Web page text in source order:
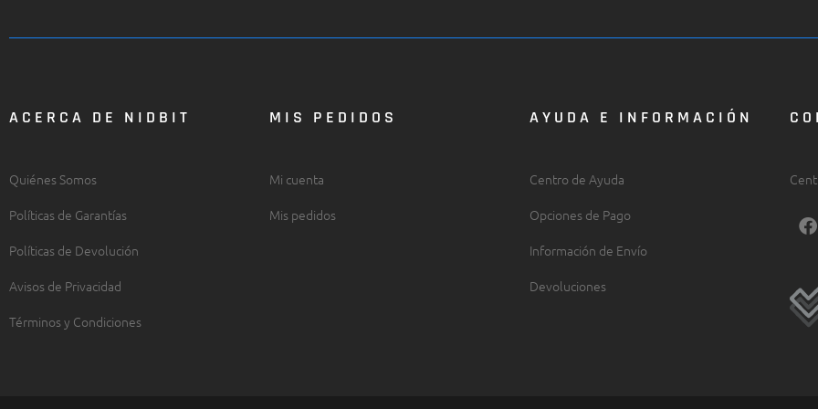
ACERCA DE NIDBIT
Quiénes Somos
Políticas de Garantías
Políticas de Devolución
Avisos de Privacidad
Términos y Condiciones
MIS PEDIDOS
Mi cuenta
Mis pedidos
AYUDA E INFORMACIÓN
Centro de Ayuda
Opciones de Pago
Información de Envío
Devoluciones
F
a
b
o
o